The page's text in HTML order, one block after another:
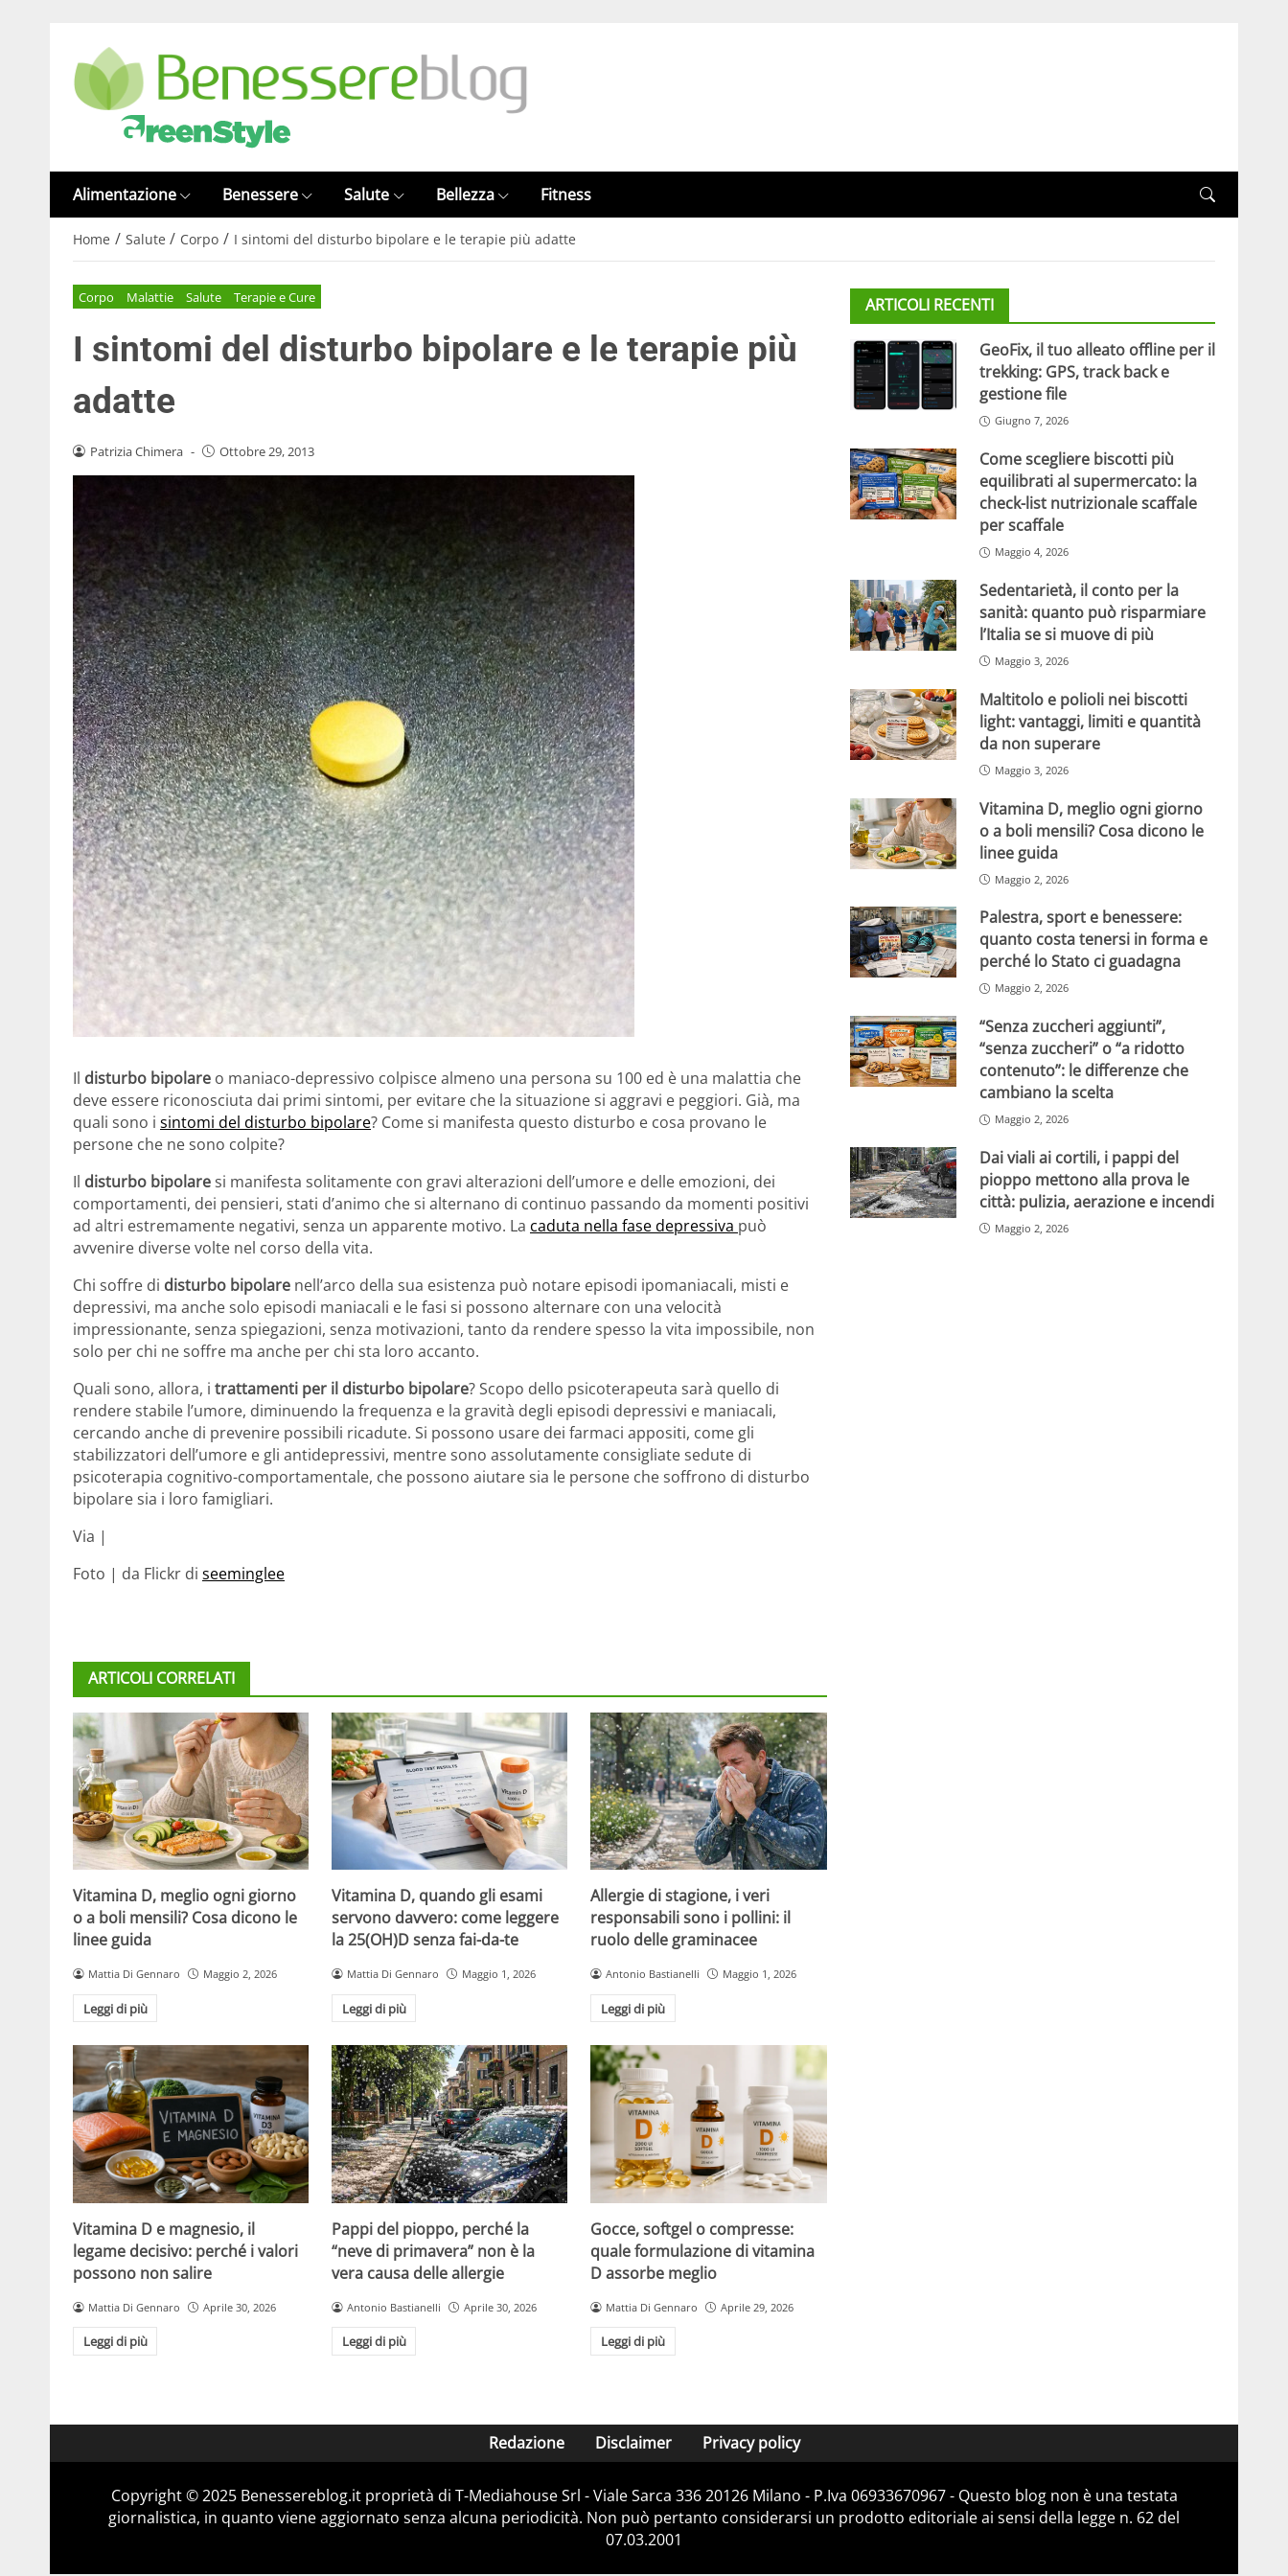
Alimentazione Benessere Salute Bellezza Fitness
Home / Salute / Corpo / I sintomi del disturbo bipolare e le terapie più adatte
Corpo Malattie Salute Terapie e Cure
I sintomi del disturbo bipolare e le terapie più
adatte
Patrizia Chimera - Ottobre 29, 2013
Il disturbo bipolare o maniaco-depressivo colpisce almeno una persona su 100 ed è una malattia che
deve essere riconosciuta dai primi sintomi, per evitare che la situazione si aggravi e peggiori. Già, ma
quali sono i sintomi del disturbo bipolare? Come si manifesta questo disturbo e cosa provano le
persone che ne sono colpite?
Il disturbo bipolaresi manifesta solitamente con gravi alterazioni dell’umore e delle emozioni, dei
comportamenti, dei pensieri, stati d’animo che si alternano di continuo passando da momenti positivi
ad altri estremamente negativi, senza un apparente motivo. La caduta nella fase depressiva può
avvenire diverse volte nel corso della vita.
Chi soffre di disturbo bipolare nell’arco della sua esistenza può notare episodi ipomaniacali, misti e
depressivi, ma anche solo episodi maniacali e le fasi si possono alternare con una velocità
impressionante, senza spiegazioni, senza motivazioni, tanto da rendere spesso la vita impossibile, non
solo per chi ne soffre ma anche per chi sta loro accanto.
Quali sono, allora, i trattamenti per il disturbo bipolare? Scopo dello psicoterapeuta sarà quello di
rendere stabile l’umore, diminuendo la frequenza e la gravità degli episodi depressivi e maniacali,
cercando anche di prevenire possibili ricadute. Si possono usare dei farmaci appositi, come gli
stabilizzatori dell’umore e gli antidepressivi, mentre sono assolutamente consigliate sedute di
psicoterapia cognitivo-comportamentale, che possono aiutare sia le persone che soffrono di disturbo
bipolare sia i loro famigliari.
Via |
Foto | da Flickr di seeminglee
ARTICOLI CORRELATI
Vitamina D, meglio ogni giorno
o a boli mensili? Cosa dicono le
linee guida
Mattia Di Gennaro Maggio 2, 2026
Leggi di più
Vitamina D, quando gli esami
servono davvero: come leggere
la 25(OH)D senza fai-da-te
Mattia Di Gennaro Maggio 1, 2026
Leggi di più
Allergie di stagione, i veri
responsabili sono i pollini: il
ruolo delle graminacee
Antonio Bastianelli Maggio 1, 2026
Leggi di più
Vitamina D e magnesio, il
legame decisivo: perché i valori
possono non salire
Mattia Di Gennaro Aprile 30, 2026
Leggi di più
Pappi del pioppo, perché la
“neve di primavera” non è la
vera causa delle allergie
Antonio Bastianelli Aprile 30, 2026
Leggi di più
Gocce, softgel o compresse:
quale formulazione di vitamina
D assorbe meglio
Mattia Di Gennaro Aprile 29, 2026
Leggi di più
ARTICOLI RECENTI
GeoFix, il tuo alleato offline per il
trekking: GPS, track back e
gestione file
Giugno 7, 2026
Come scegliere biscotti più
equilibrati al supermercato: la
check-list nutrizionale scaffale
per scaffale
Maggio 4, 2026
Sedentarietà, il conto per la
sanità: quanto può risparmiare
l’Italia se si muove di più
Maggio 3, 2026
Maltitolo e polioli nei biscotti
light: vantaggi, limiti e quantità
da non superare
Maggio 3, 2026
Vitamina D, meglio ogni giorno
o a boli mensili? Cosa dicono le
linee guida
Maggio 2, 2026
Palestra, sport e benessere:
quanto costa tenersi in forma e
perché lo Stato ci guadagna
Maggio 2, 2026
“Senza zuccheri aggiunti”,
“senza zuccheri” o “a ridotto
contenuto”: le differenze che
cambiano la scelta
Maggio 2, 2026
Dai viali ai cortili, i pappi del
pioppo mettono alla prova le
città: pulizia, aerazione e incendi
Maggio 2, 2026
Redazione Disclaimer Privacy policy
Copyright © 2025 Benessereblog.it proprietà di T-Mediahouse Srl - Viale Sarca 336 20126 Milano - P.Iva 06933670967 - Questo blog non è una testata
giornalistica, in quanto viene aggiornato senza alcuna periodicità. Non può pertanto considerarsi un prodotto editoriale ai sensi della legge n. 62 del
07.03.2001